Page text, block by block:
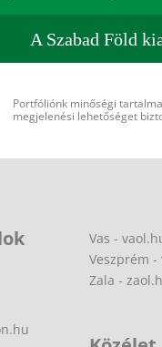
A Szabad Föld
Portfóliónk minőségi
megjelenési lehetőséget
Vas -
Veszprém -
Zala -